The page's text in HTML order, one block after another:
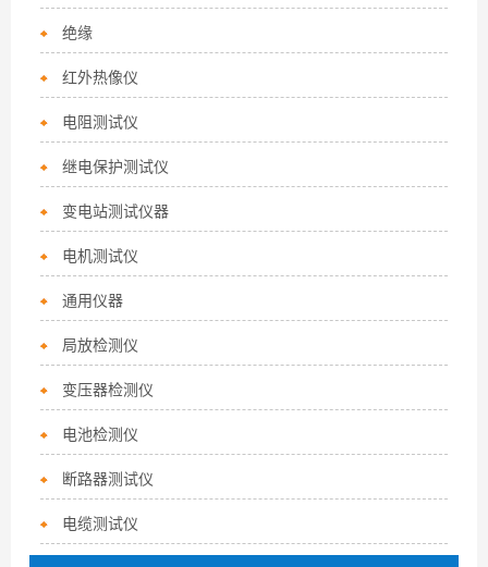
绝缘
红外热像仪
电阻测试仪
继电保护测试仪
变电站测试仪器
电机测试仪
通用仪器
局放检测仪
变压器检测仪
电池检测仪
断路器测试仪
电缆测试仪